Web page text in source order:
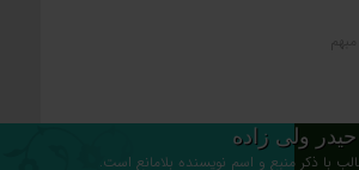
ولی زاده
با ذکر منبع و اسم نویسنده بلامانع است.